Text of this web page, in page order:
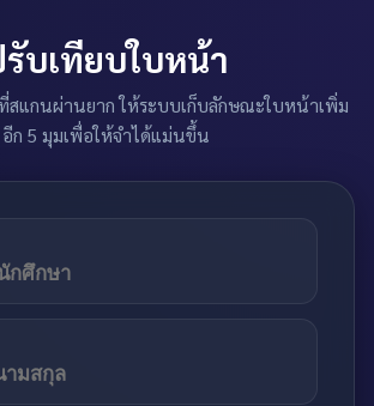
บเทียบใบหน้า
สแกนผ่านยาก ให้ระบบเก็บลักษณะใบหน้าเพิ่ม
อีก 5 มุมเพื่อให้จำได้แม่นขึ้น